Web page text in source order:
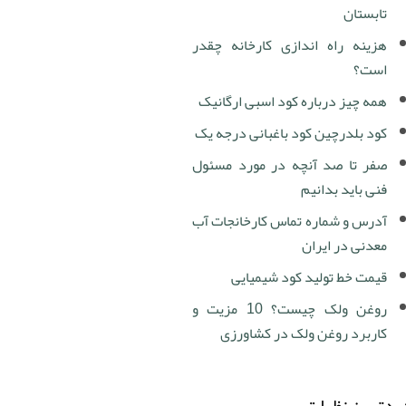
تابستان
هزینه راه اندازی کارخانه چقدر
است؟
همه چیز درباره کود اسبی ارگانیک
کود بلدرچین کود باغبانی درجه یک
صفر تا صد آنچه در مورد مسئول
فنی باید بدانیم
آدرس و شماره تماس کارخانجات آب
معدنی در ایران
قیمت خط تولید کود شیمیایی
روغن ولک چیست؟ 10 مزیت و
کاربرد روغن ولک در کشاورزی